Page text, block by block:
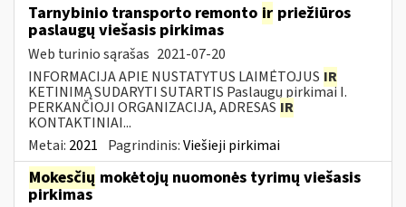
Tarnybinio transporto remonto ir priežiūros
paslaugų viešasis pirkimas
Web turinio sąrašas 2021-07-20
INFORMACIJA APIE NUSTATYTUS LAIMĖTOJUS IR
KETINIMĄ SUDARYTI SUTARTIS Paslaugų pirkimai I.
PERKANČIOJI ORGANIZACIJA, ADRESAS IR
KONTAKTINIAI...
Metai: 2021 Pagrindinis:Viešieji pirkimai
Mokesčių mokėtojų nuomonės tyrimų viešasis
pirkimas